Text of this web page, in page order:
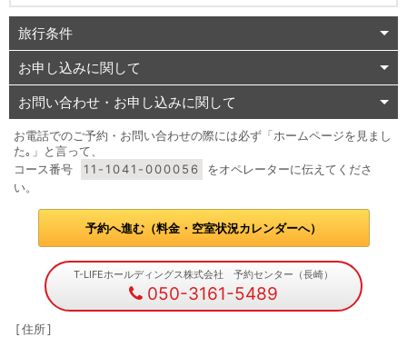
旅行条件
お申し込みに関して
お問い合わせ・お申し込みに関して
お電話でのご予約・お問い合わせの際には必ず「ホームページを見まし
た｡」と言って、
コース番号
11-1041-000056
をオペレーターに伝えてくださ
い。
予約へ進む（料金・空室状況カレンダーへ）
T-LIFEホールディングス株式会社 予約センター（長崎）
050-3161-5489
住所